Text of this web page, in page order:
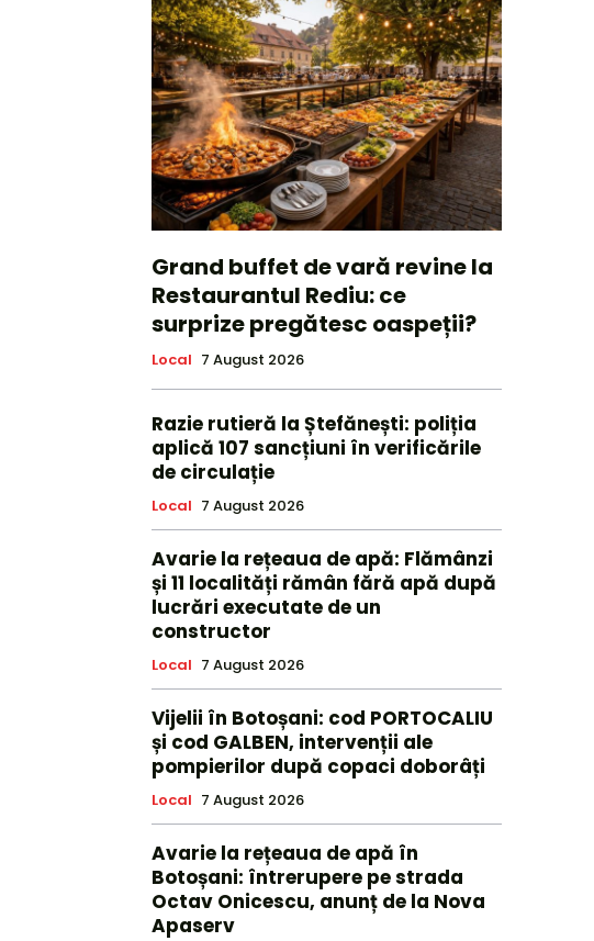
Grand buffet de vară revine la
Restaurantul Rediu: ce
surprize pregătesc oaspeții?
Local 7 August 2026
Razie rutieră la Ștefănești: poliția
aplică 107 sancțiuni în verificările
de circulație
Local 7 August 2026
Avarie la rețeaua de apă: Flămânzi
și 11 localități rămân fără apă după
lucrări executate de un
constructor
Local 7 August 2026
Vijelii în Botoșani: cod PORTOCALIU
și cod GALBEN, intervenții ale
pompierilor după copaci doborâți
Local 7 August 2026
Avarie la rețeaua de apă în
Botoșani: întrerupere pe strada
Octav Onicescu, anunț de la Nova
Apaserv